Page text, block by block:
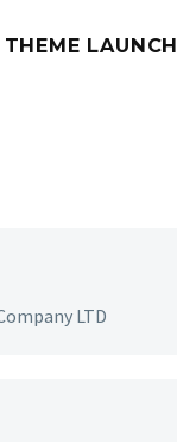
LAUNCH
LTD